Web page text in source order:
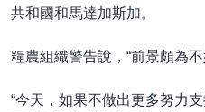
共和國和馬達加斯加。
糧農組織警告說，“前景頗為不
“今天，如果不做出更多努力